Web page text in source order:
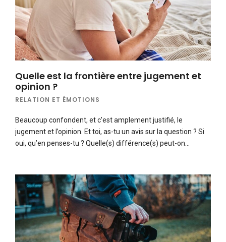
Quelle est la frontière entre jugement et
opinion ?
RELATION ET ÉMOTIONS
Beaucoup confondent, et c’est amplement justifié, le
jugement et l’opinion. Et toi, as-tu un avis sur la question ? Si
oui, qu’en penses-tu ? Quelle(s) différence(s) peut-on…